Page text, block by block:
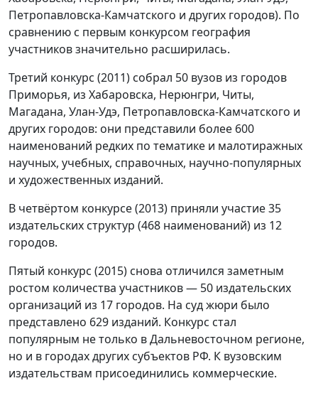
Петропавловска-Камчатского и других городов). По
сравнению с первым конкурсом география
участников значительно расширилась.
Третий конкурс (2011) собрал 50 вузов из городов
Приморья, из Хабаровска, Нерюнгри, Читы,
Магадана, Улан-Удэ, Петропавловска-Камчатского и
других городов: они представили более 600
наименований редких по тематике и малотиражных
научных, учебных, справочных, научно-популярных
и художественных изданий.
В четвёртом конкурсе (2013) приняли участие 35
издательских структур (468 наименований) из 12
городов.
Пятый конкурс (2015) снова отличился заметным
ростом количества участников — 50 издательских
организаций из 17 городов. На суд жюри было
представлено 629 изданий. Конкурс стал
популярным не только в Дальневосточном регионе,
но и в городах других субъектов РФ. К вузовским
издательствам присоединились коммерческие.